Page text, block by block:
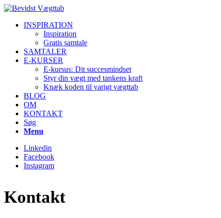
INSPIRATION
Inspiration
Gratis samtale
SAMTALER
E-KURSER
E-kursus: Dit succesmindset
Styr din vægt med tankens kraft
Knæk koden til varigt vægttab
BLOG
OM
KONTAKT
Søg
Menu
Linkedin
Facebook
Instagram
Kontakt